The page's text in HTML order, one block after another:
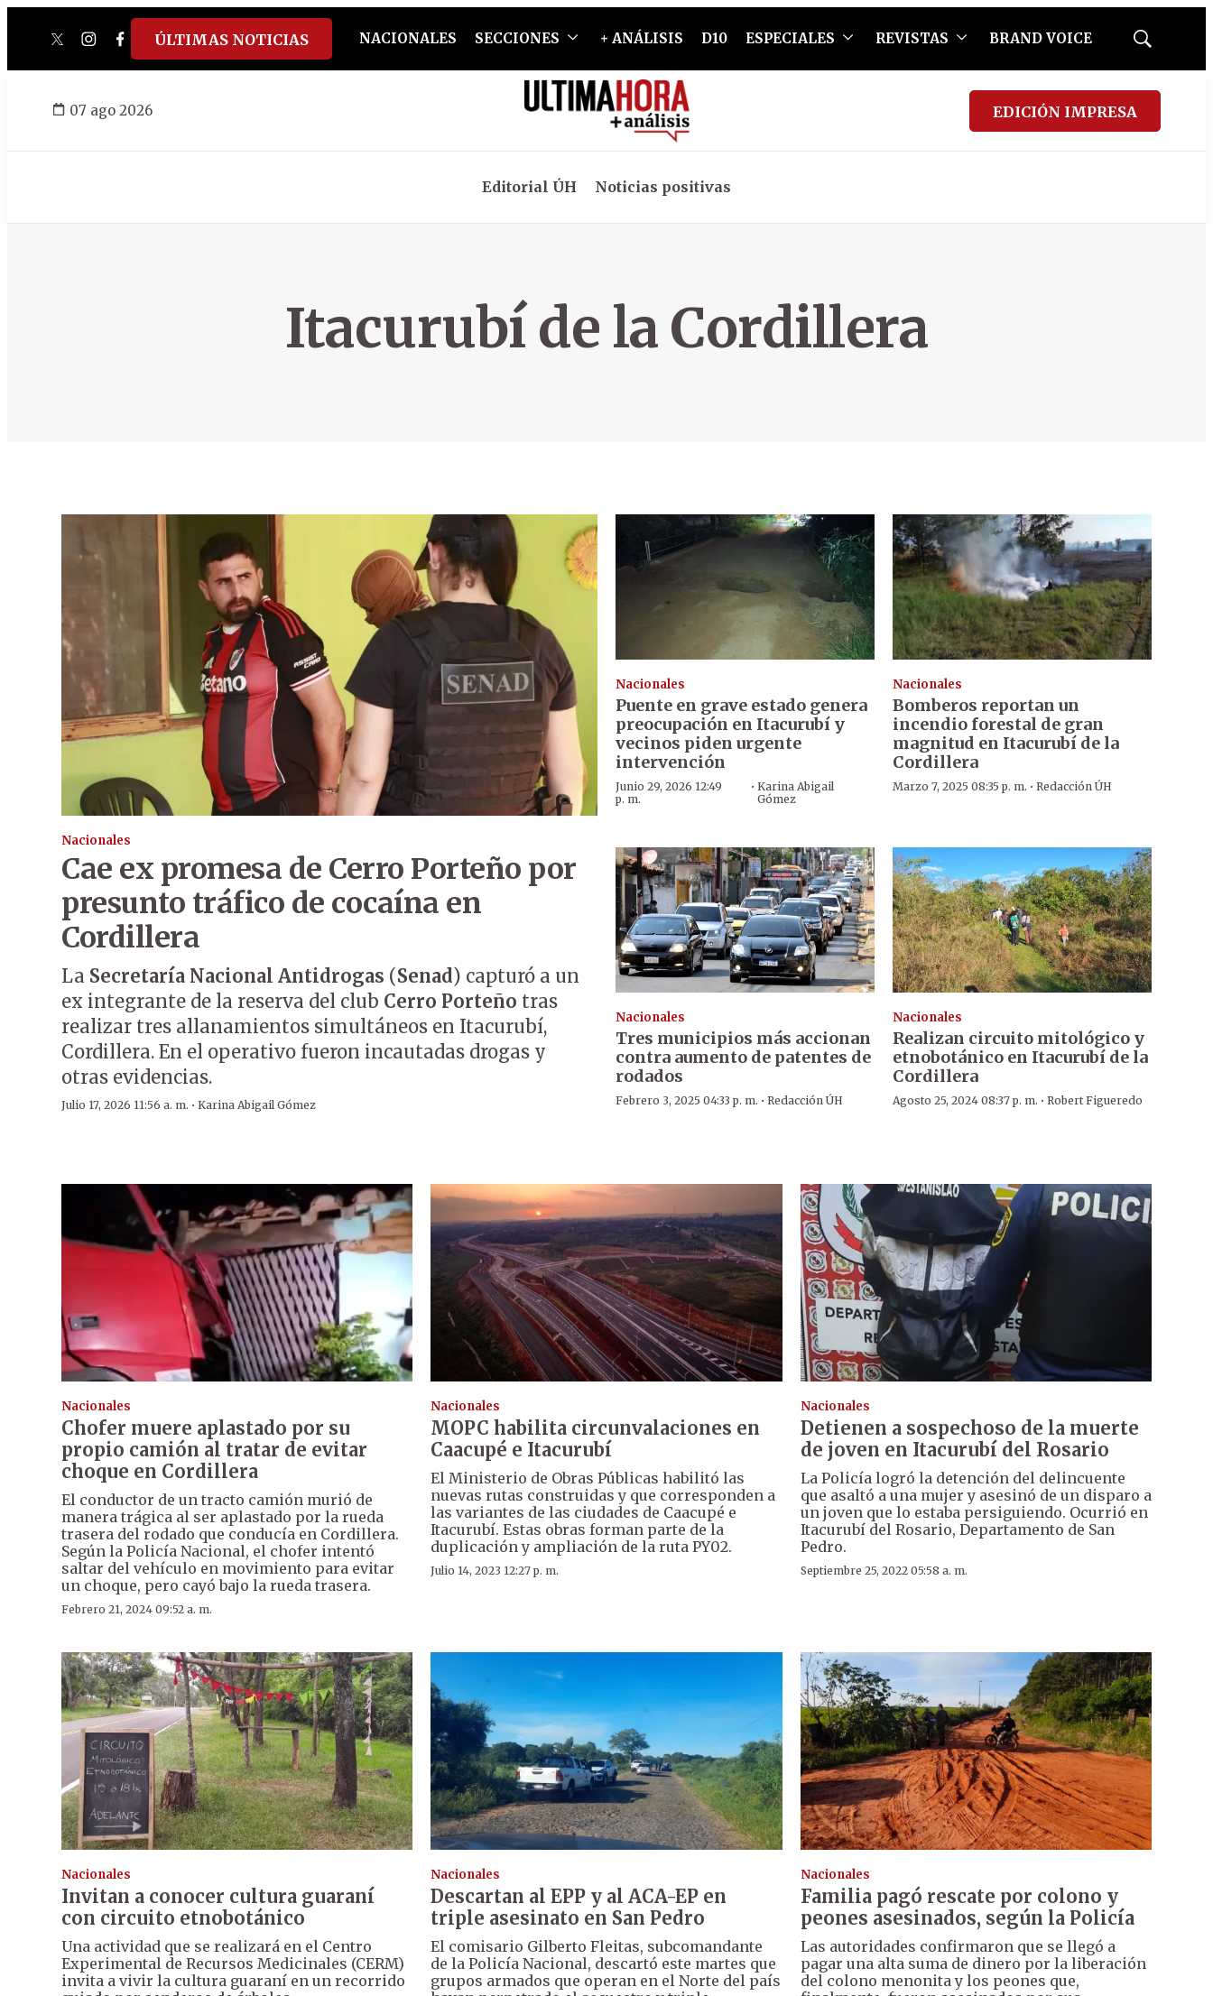
twitterinstagram
facebook
tiktokyoutube
spotify
ÚLTIMAS NOTICIAS NACIONALES SECCIONES + ANÁLISIS D10 ESPECIALES REVISTAS BRAND VOICE
Mostrar
07 ago 2026 EDICIÓN IMPRESA
Editorial ÚH Noticias positivas
Itacurubí de la Cordillera
Nacionales
Cae ex promesa de Cerro Porteño por
presunto tráfico de cocaína en
Cordillera
La Secretaría Nacional Antidrogas (Senad) capturó a un
ex integrante de la reserva del club Cerro Porteño tras
realizar tres allanamientos simultáneos en Itacurubí,
Cordillera. En el operativo fueron incautadas drogas y
otras evidencias.
Julio 17, 2026 11:56 a. m. · Karina Abigail Gómez
Nacionales
Puente en grave estado genera
preocupación en Itacurubí y
vecinos piden urgente
intervención
Junio 29, 2026 12:49
p. m.
·Karina Abigail
Gómez
Nacionales
Bomberos reportan un
incendio forestal de gran
magnitud en Itacurubí de la
Cordillera
Marzo 7, 2025 08:35 p. m. · Redacción ÚH
Nacionales
Tres municipios más accionan
contra aumento de patentes de
rodados
Febrero 3, 2025 04:33 p. m. · Redacción ÚH
Nacionales
Realizan circuito mitológico y
etnobotánico en Itacurubí de la
Cordillera
Agosto 25, 2024 08:37 p. m. · Robert Figueredo
Nacionales
Chofer muere aplastado por su
propio camión al tratar de evitar
choque en Cordillera
El conductor de un tracto camión murió de
manera trágica al ser aplastado por la rueda
trasera del rodado que conducía en Cordillera.
Según la Policía Nacional, el chofer intentó
saltar del vehículo en movimiento para evitar
un choque, pero cayó bajo la rueda trasera.
Febrero 21, 2024 09:52 a. m.
Nacionales
MOPC habilita circunvalaciones en
Caacupé e Itacurubí
El Ministerio de Obras Públicas habilitó las
nuevas rutas construidas y que corresponden a
las variantes de las ciudades de Caacupé e
Itacurubí. Estas obras forman parte de la
duplicación y ampliación de la ruta PY02.
Julio 14, 2023 12:27 p. m.
Nacionales
Detienen a sospechoso de la muerte
de joven en Itacurubí del Rosario
La Policía logró la detención del delincuente
que asaltó a una mujer y asesinó de un disparo a
un joven que lo estaba persiguiendo. Ocurrió en
Itacurubí del Rosario, Departamento de San
Pedro.
Septiembre 25, 2022 05:58 a. m.
Nacionales
Invitan a conocer cultura guaraní
con circuito etnobotánico
Una actividad que se realizará en el Centro
Experimental de Recursos Medicinales (CERM)
invita a vivir la cultura guaraní en un recorrido
Nacionales
Descartan al EPP y al ACA-EP en
triple asesinato en San Pedro
El comisario Gilberto Fleitas, subcomandante
de la Policía Nacional, descartó este martes que
grupos armados que operan en el Norte del país
Nacionales
Familia pagó rescate por colono y
peones asesinados, según la Policía
Las autoridades confirmaron que se llegó a
pagar una alta suma de dinero por la liberación
del colono menonita y los peones que,